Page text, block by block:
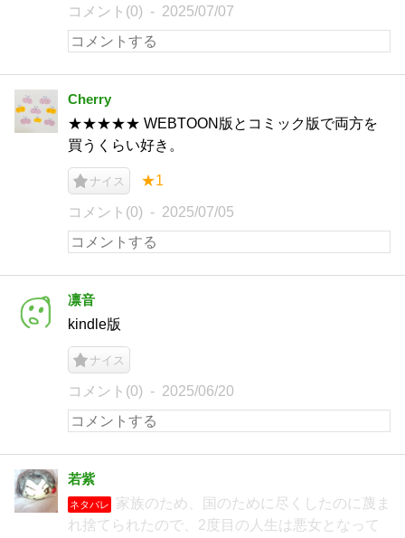
コメント(0) 2025/07/07
Cherry
★★★★★ WEBTOON版とコミック版で両方を
買うくらい好き。
ナイス ★1
コメント(0) 2025/07/05
凛音
kindle版
ナイス
コメント(0) 2025/06/20
若紫
ネタバレ
家族のため、国のために尽くしたのに蔑ま
れ捨てられたので、2度目の人生は悪女となって